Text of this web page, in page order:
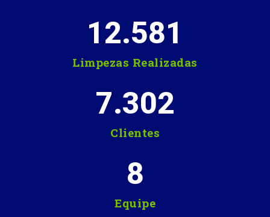
Limpezas Realizadas
12.581
Clientes
7.302
Equipe
8